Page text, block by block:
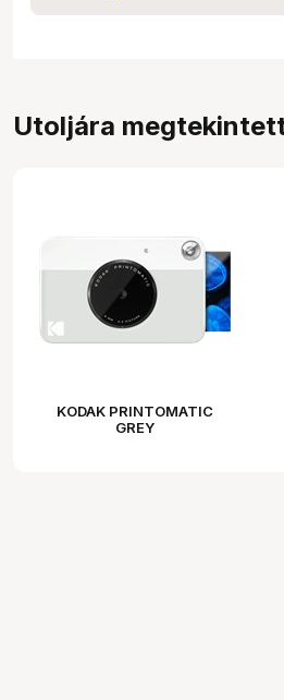
Utoljára
KODAK PRINTOMATIC
GREY